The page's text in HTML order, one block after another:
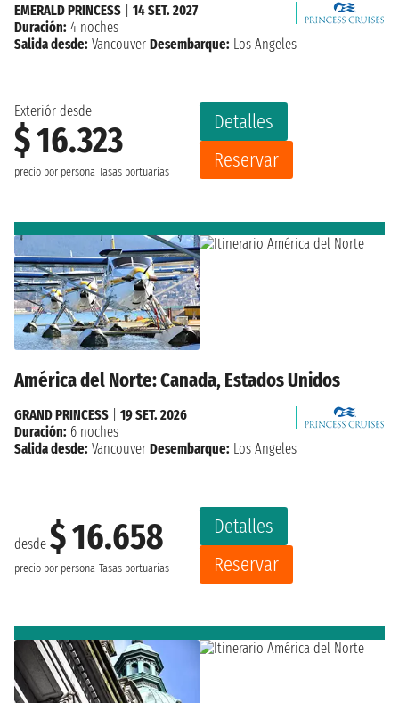
Exteriór desde
$ 16.323
precio por persona Tasas portuarias
Detalles
Reservar
EMERALD PRINCESS
14 SET. 2027
Duración: 4 noches
Salida desde: Vancouver Desembarque: Los Angeles
América del Norte: Canada, Estados Unidos
desde $ 16.658
precio por persona Tasas portuarias
Detalles
Reservar
GRAND PRINCESS
19 SET. 2026
Duración: 6 noches
Salida desde: Vancouver Desembarque: Los Angeles